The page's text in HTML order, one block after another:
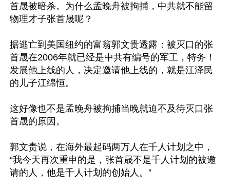
首晟被暗杀。为什么孟晚舟被拘捕，中共就不能留
物理才子张首晟呢？
据逃亡到美国纽约的富翁郭文贵透露：被灭口的张
首晟在2006年就已经是中共有编号的军工，特务！
发展他上线的人，决定邀请他上线的，就是江泽民
的儿子江绵恒。
这好像也不是孟晚舟被拘捕当晚就迫不及待灭口张
首晟的原因。
郭文贵说，在海外最起码两万人在千人计划之中，
“我今天再次重申的是，张首晟不是千人计划的被邀
请的人，他是千人计划的创始人。”